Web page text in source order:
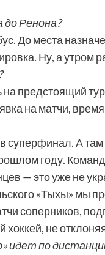
Ренона?
До места
Ну, а утром
предстоящий
на матчи,
суперфинал. А
году.
— это уже не
«Тыхы» мы
соперников,
хоккей, не
идет по